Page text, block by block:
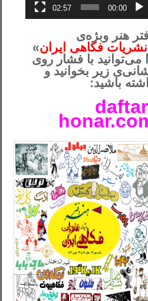
00:00
02:57
هنر وبژه‌ی
نشریات فکاهی ایران»
می‌توانید با فشار روی
زیر بخوانید و
باشید: